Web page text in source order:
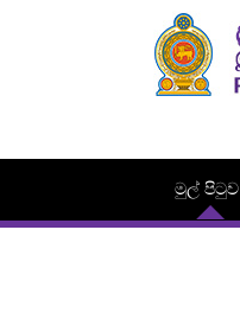
මුල් පිටුව